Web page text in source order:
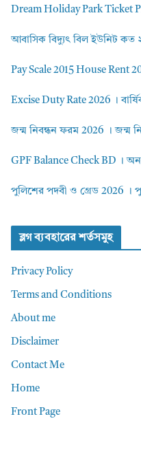
Dream Holiday Park Ticket
আবাসিক বিদ্যুৎ বিল ইউনিট কত
Pay Scale 2015 House Rent
Excise Duty Rate 2026 ।
জন্ম নিবন্ধন ফরম 2026 । জন্ম
GPF Balance Check BD ।
পুলিশের পদবী ও গ্রেড 2026 ।
ব্লগ ব্যবহারের শর্তসমুহ
Privacy Policy
Terms and Conditions
About me
Disclaimer
Contact Me
Home
Front Page